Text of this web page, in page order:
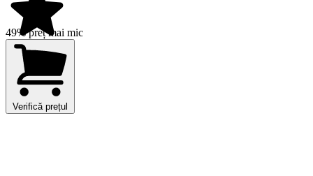
49% preț mai mic
Verifică prețul